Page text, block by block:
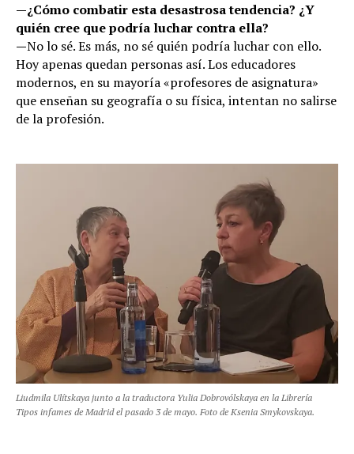
—¿Cómo combatir esta desastrosa tendencia? ¿Y
quién cree que podría luchar contra ella?
—No lo sé. Es más, no sé quién podría luchar con ello.
Hoy apenas quedan personas así. Los educadores
modernos, en su mayoría «profesores de asignatura»
que enseñan su geografía o su física, intentan no salirse
de la profesión.
Liudmila Ulítskaya junto a la traductora Yulia Dobrovólskaya en la Librería
Tipos infames de Madrid el pasado 3 de mayo. Foto de Ksenia Smykovskaya.